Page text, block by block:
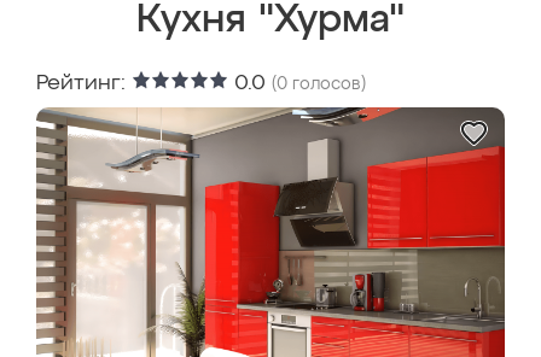
Кухня "Хурма"
Рейтинг: 0.0 (0 голосов)